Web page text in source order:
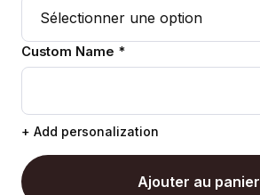
Custom Name *
+ Add personalization
Ajouter au panier